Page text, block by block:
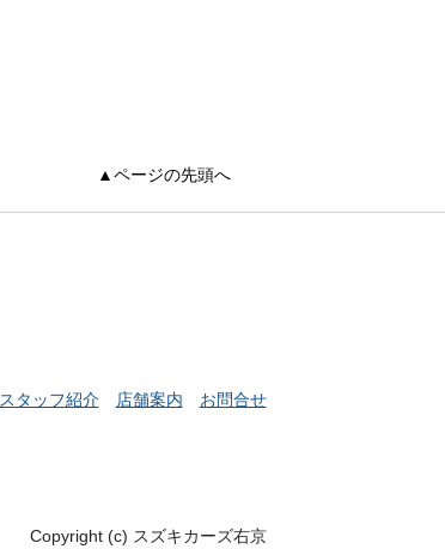
▲ページの先頭へ
スタッフ紹介 店舗案内 お問合せ
Copyright (c) スズキカーズ右京